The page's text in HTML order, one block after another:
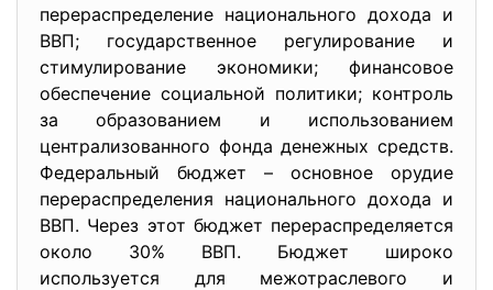
перераспределение национального дохода и
ВВП; государственное регулирование и
стимулирование экономики; финансовое
обеспечение социальной политики; контроль
за образованием и использованием
централизованного фонда денежных средств.
Федеральный бюджет – основное орудие
перераспределения национального дохода и
ВВП. Через этот бюджет перераспределяется
около 30% ВВП. Бюджет широко
используется для межотраслевого и